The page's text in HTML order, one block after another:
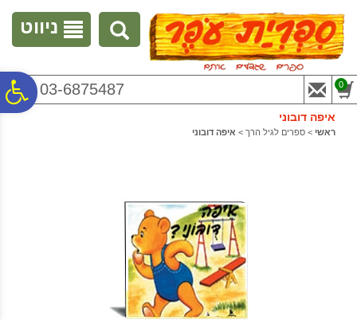
נגישות
אתר
המרכזי
ניווט
03-6875487 0
איפה דובוני
ראשי > ספרים לגיל הרך > איפה דובוני